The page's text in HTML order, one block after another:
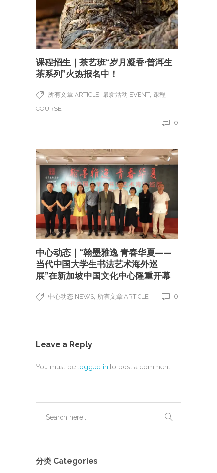
课程招生｜茶艺班“岁月凝香·普洱生
茶系列”火热报名中！
所有文章 ARTICLE 最新活动 EVENT 课程
COURSE
0
中心动态｜“翰墨雅逸 青春华夏——
当代中国大学生书法艺术海外巡
展”在新加坡中国文化中心隆重开幕
中心动态 NEWS 所有文章 ARTICLE 0
Leave a Reply
You must be logged in to post a comment.
分类 Categories